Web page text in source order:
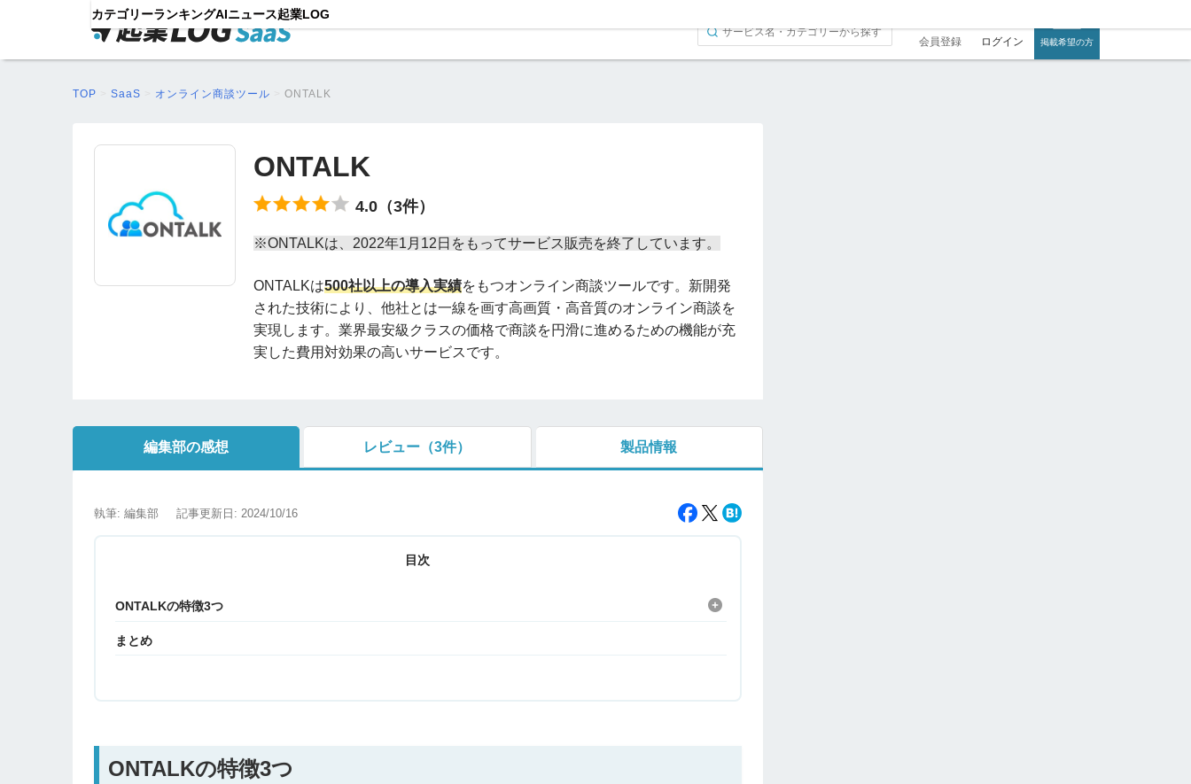
カテゴリーランキングAIニュース起業LOG
会員登録 ログイン 掲載希望の方
TOP SaaS オンライン商談ツール ONTALK
ONTALK
4.0（3件）
※ONTALKは、2022年1月12日をもってサービス販売を終了しています。
ONTALKは500社以上の導入実績をもつオンライン商談ツールです。新開発
された技術により、他社とは一線を画す高画質・高音質のオンライン商談を
実現します。業界最安級クラスの価格で商談を円滑に進めるための機能が充
実した費用対効果の高いサービスです。
編集部の感想 レビュー （3件） 製品情報
執筆: 編集部 記事更新日: 2024/10/16
目次
ONTALKの特徴3つ
まとめ
ONTALKの特徴3つ